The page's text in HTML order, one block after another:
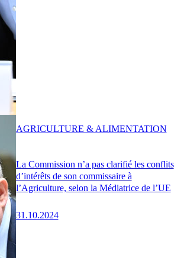
La Commission n’a pas clarifié les conflits
d’intérêts de son commissaire à
l’Agriculture, selon la Médiatrice de l’UE
31.10.2024
AGRICULTURE & ALIMENTATION